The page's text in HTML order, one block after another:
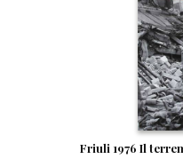
Friuli 1976 Il